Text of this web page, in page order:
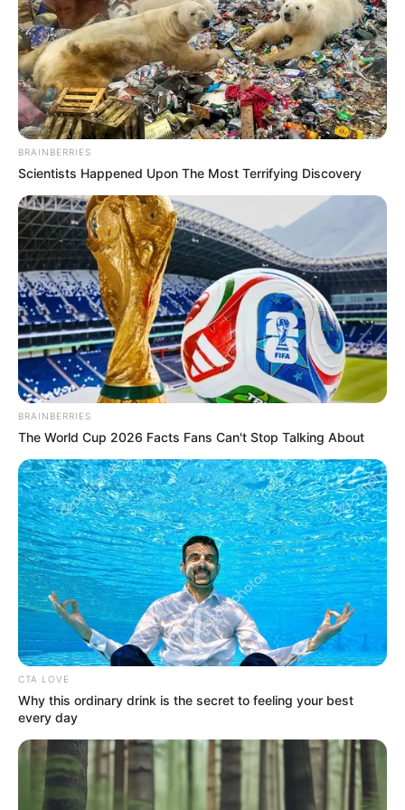
Memiliki darah Arab-Pakistan.
Sempat belajar bahasa Jawa karena syuting untuk film.
Di tahun 2024, ia ikut lari dalam acara NY Marathon dengan
waktu 05:13:36.
Senang berolahraga, ia membagikan aktifitasnya berlari dan
yoga di media sosial.
Baca juga:Biodata, Profil, dan Fakta Juan Benedict
Film
Kamu Harus Mati(-), sebagai Meta
Modal Nekad(2024), sebagai Rosma
Konco-Konco Edan(2024)
Danyang: Mahar Tukar Nyawa
Pusaka (2024), sebagai Mayang
Lara Ati(2022), sebagai Farah
BRAINBERRIES
Scientists Happened Upon The Most Terrifying Discovery
BRAINBERRIES
The World Cup 2026 Facts Fans Can't Stop Talking About
CTA LOVE
Why this ordinary drink is the secret to feeling your best
every day